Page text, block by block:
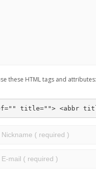
these HTML tags and attributes:
title=""> <abbr